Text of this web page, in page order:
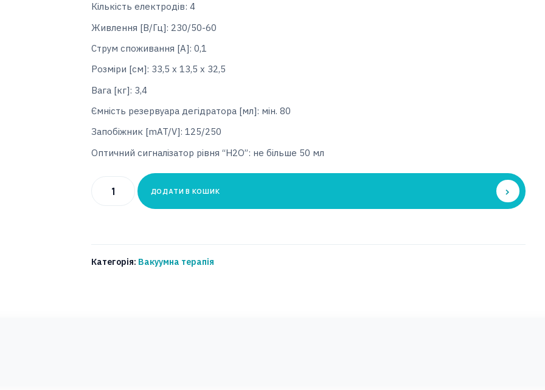
Кількість електродів: 4
Живлення [В/Гц]: 230/50-60
Струм споживання [A]: 0,1
Розміри [см]: 33,5 х 13,5 х 32,5
Вага [кг]: 3,4
Ємність резервуара дегідратора [мл]: мін. 80
Запобіжник [mAT/V]: 125/250
Оптичний сигналізатор рівня “H2O”: не більше 50 мл
вакуумної
ДОДАТИ В КОШИК
Категорія: Вакуумна терапія